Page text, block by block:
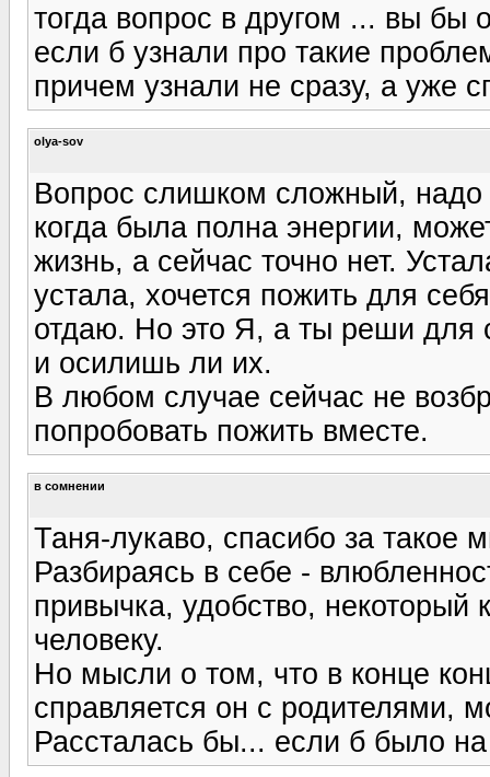
тогда вопрос в другом ... вы бы
если б узнали про такие
причем узнали не сразу, а уже
olya-sov
Вопрос слишком сложный, надо
когда была полна энергии,
жизнь, а сейчас точно нет.
устала, хочется пожить для
отдаю. Но это Я, а ты реши для
и осилишь ли их.
В любом случае сейчас не
попробовать пожить вместе.
в сомнении
Таня-лукаво, спасибо за такое
Разбираясь в себе -
привычка, удобство,
человеку.
Но мысли о том, что в конце
справляется он с родителями,
Рассталась бы... если б было на